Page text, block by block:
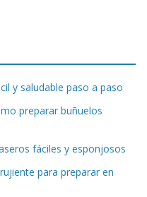
y saludable paso a paso
preparar buñuelos
fáciles y esponjosos
para preparar en